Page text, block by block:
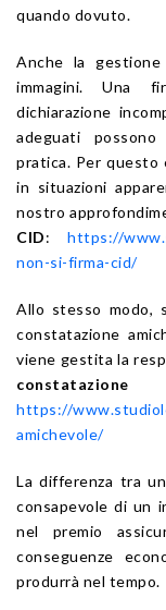
quando dovuto.
Anche la
immagini. Una
dichiarazione
adeguati possono
pratica. Per questo
in situazioni
nostro
CID: https://
non-si-firma-cid/
Allo stesso modo,
constatazione
viene gestita la
https://
amichevole/
La differenza tra
consapevole di un
nel premio
conseguenze
produrrà nel tempo.